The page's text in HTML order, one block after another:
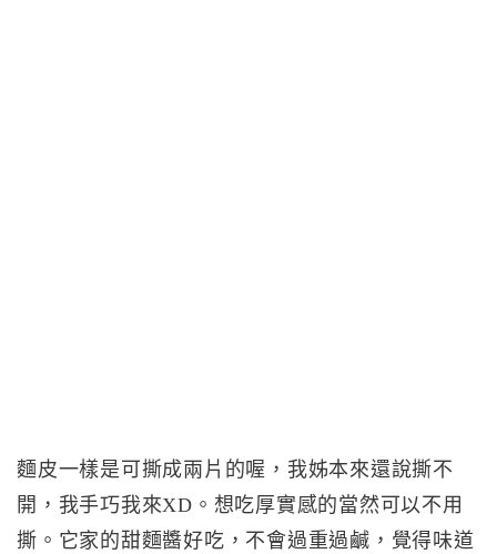
麵皮一樣是可撕成兩片的喔，我姊本來還說撕不
開，我手巧我來XD。想吃厚實感的當然可以不用
撕。它家的甜麵醬好吃，不會過重過鹹，覺得味道